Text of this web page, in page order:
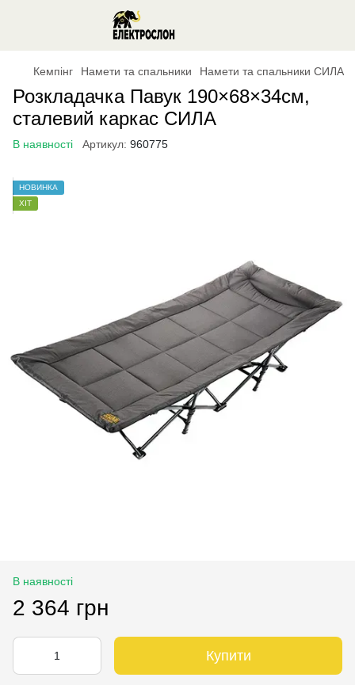
Кемпінг Намети та спальники Намети та спальники СИЛА
Розкладачка Павук 190×68×34см,
сталевий каркас СИЛА
В наявності Артикул: 960775
НОВИНКА
ХІТ
В наявності
2 364 грн
Купити